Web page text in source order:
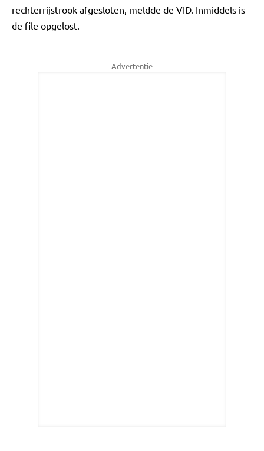
rechterrijstrook afgesloten, meldde de VID. Inmiddels is
de file opgelost.
Advertentie